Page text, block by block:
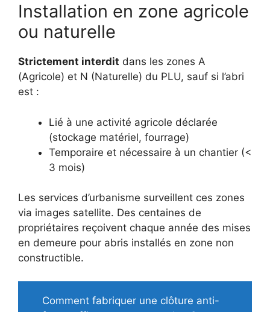
Installation en zone agricole
ou naturelle
Strictement interdit dans les zones A
(Agricole) et N (Naturelle) du PLU, sauf si l’abri
est :
Lié à une activité agricole déclarée
(stockage matériel, fourrage)
Temporaire et nécessaire à un chantier (<
3 mois)
Les services d’urbanisme surveillent ces zones
via images satellite. Des centaines de
propriétaires reçoivent chaque année des mises
en demeure pour abris installés en zone non
constructible.
Comment fabriquer une clôture anti-